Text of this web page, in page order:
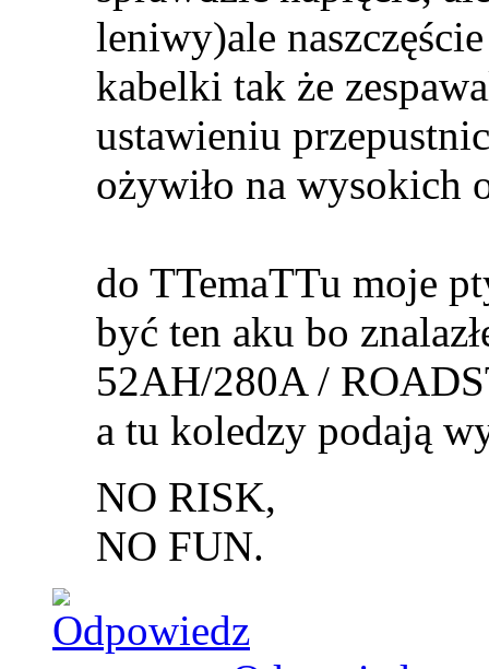
leniwy)ale
kabelki tak że
ustawieniu
ożywiło na wysokich
do TTemaTTu moje
być ten aku bo
52AH/280A /
a tu koledzy podają
NO RISK,
NO FUN.